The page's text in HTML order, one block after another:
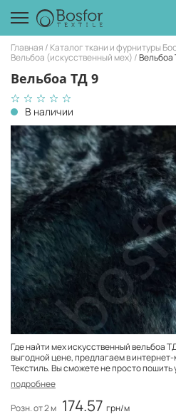
Главная Каталог ткани и фурнитуры
Вельбоа (искусственный мех) Вельбоа
Вельбоа ТД 9
В наличии
Где найти мех искусственный вельбоа
выгодной цене, предлагаем в
Текстиль. Вы сможете не просто пошить
подробнее
Розн. от 2 м 174.57 грн/м